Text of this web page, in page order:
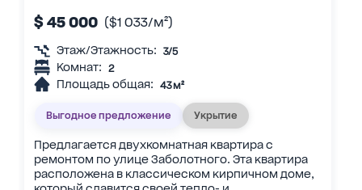
$ 45 000 ($1 033/м²)
Этаж/Этажность: 3/5
Комнат: 2
Площадь общая: 43 м²
Выгодное предложение Укрытие
Предлагается двухкомнатная квартира с
ремонтом по улице Заболотного. Эта квартира
расположена в классическом кирпичном доме,